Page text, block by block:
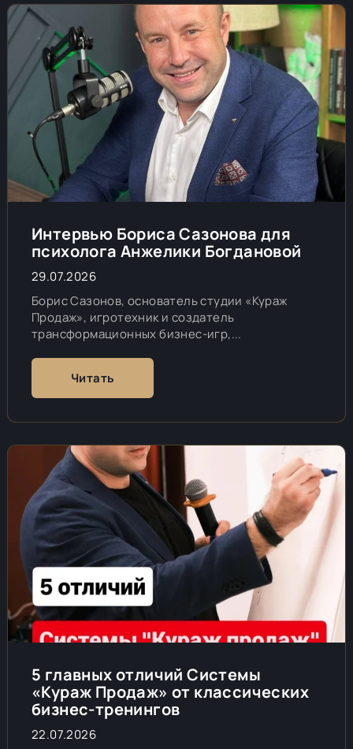
Интервью Бориса Сазонова для
психолога Анжелики Богдановой
29.07.2026
Борис Сазонов, основатель студии «Кураж
Продаж», игротехник и создатель
трансформационных бизнес-игр,...
Читать
5 главных отличий Системы
«Кураж Продаж» от классических
бизнес-тренингов
22.07.2026